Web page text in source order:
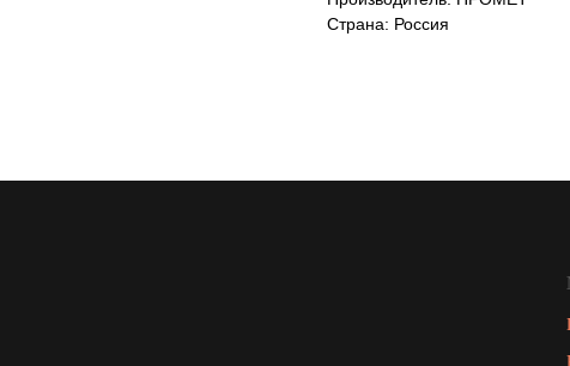
Страна: Россия